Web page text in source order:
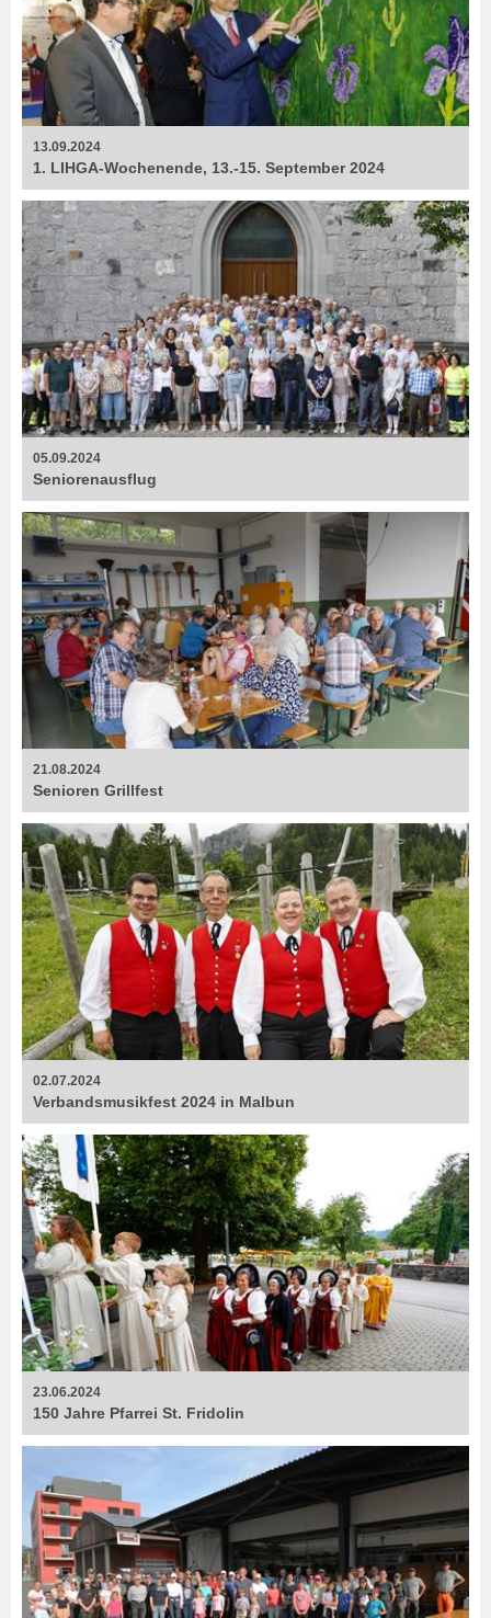
13.09.2024
1. LIHGA-Wochenende, 13.-15. September 2024
05.09.2024
Seniorenausflug
21.08.2024
Senioren Grillfest
02.07.2024
Verbandsmusikfest 2024 in Malbun
23.06.2024
150 Jahre Pfarrei St. Fridolin